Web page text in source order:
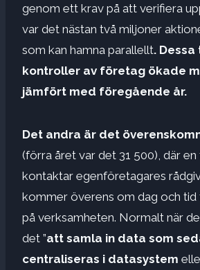
genom ett krav på att verifiera
var det nästan två miljoner
som kan hamna parallellt.
kontroller av företag ökade
jämfört med föregående år.
Det andra är det
(förra året var det 31 500), där
kontaktar egenföretagares
kommer överens om dag och tid
på verksamheten. Normalt när
det ”att samla in data som
centraliseras i datasystem